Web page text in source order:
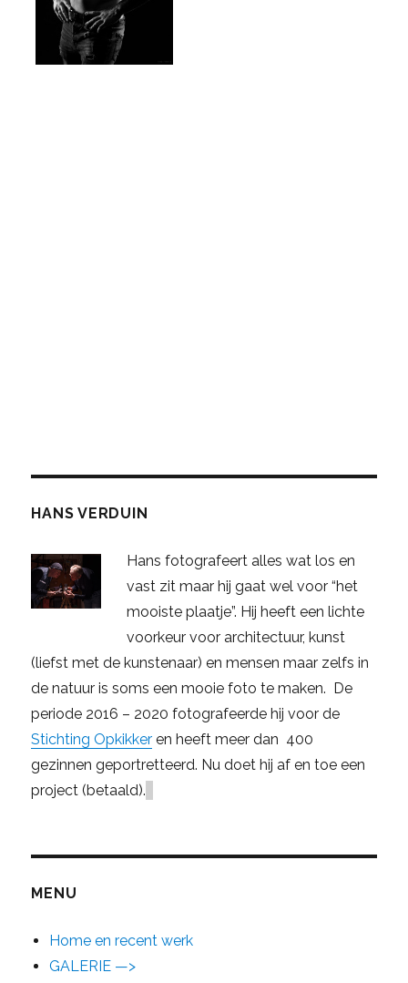
HANS VERDUIN
Hans fotografeert alles wat los en
vast zit maar hij gaat wel voor “het
mooiste plaatje”. Hij heeft een lichte
voorkeur voor architectuur, kunst
(liefst met de kunstenaar) en mensen maar zelfs in
de natuur is soms een mooie foto te maken. De
periode 2016 – 2020 fotografeerde hij voor de
Stichting Opkikker en heeft meer dan 400
gezinnen geportretteerd. Nu doet hij af en toe een
project (betaald).
MENU
Home en recent werk
GALERIE —>